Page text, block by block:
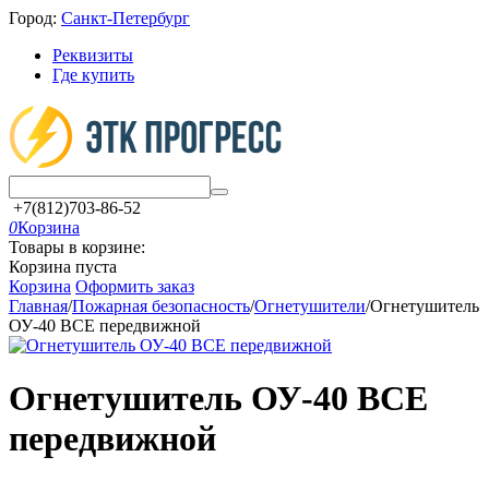
Город: Санкт-Петербург
Реквизиты
Где купить
+7(812)703-86-52
0Корзина
Товары в корзине:
Корзина пуста
Корзина Оформить заказ
Главная/Пожарная безопасность/Огнетушители/Огнетушитель
ОУ-40 BCE передвижной
Огнетушитель ОУ-40 BCE
передвижной